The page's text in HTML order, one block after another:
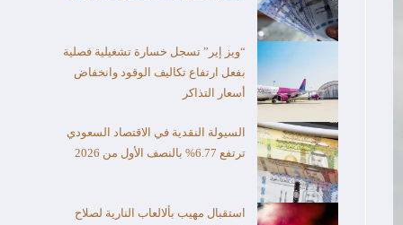
“ويز إير” تسجل خسارة تشغيلية فصلية
بفعل ارتفاع تكاليف الوقود وانخفاض
أسعار التذاكر
السيولة النقدية في الاقتصاد السعودي
ترتفع 6.77% بالنصف الأول من 2026
استقبال مهيب بألالعاب النارية لصلاح